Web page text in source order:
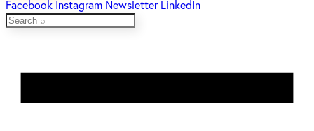
Facebook Instagram Newsletter LinkedIn